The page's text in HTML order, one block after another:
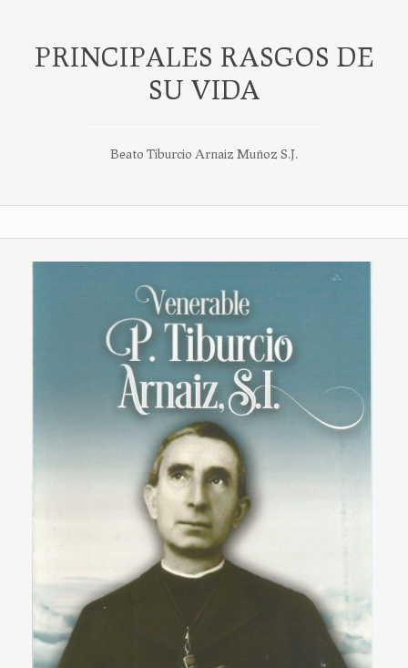
PRINCIPALES RASGOS DE
SU VIDA
Beato Tiburcio Arnaiz Muñoz S.J.